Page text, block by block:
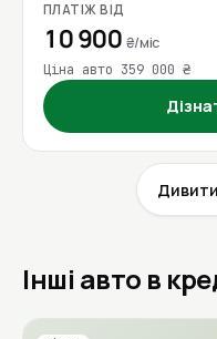
ПЛАТІЖ ВІД
10 900 ₴/міс
Ціна авто 359 000 ₴
Інші авто в